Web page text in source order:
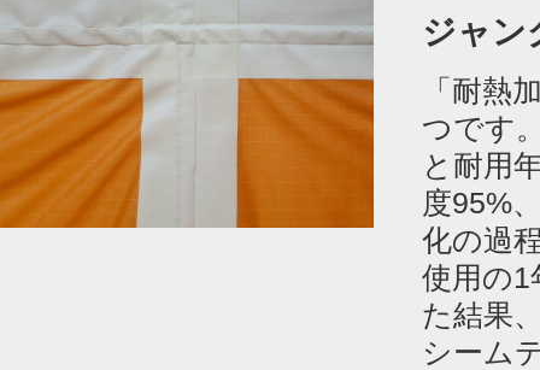
ジャン
「耐熱
つです
と耐用
度95%
化の過
使用の1
た結果
シーム